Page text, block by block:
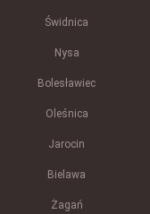
Świdnica
Nysa
Bolesławiec
Oleśnica
Jarocin
Bielawa
Żagań